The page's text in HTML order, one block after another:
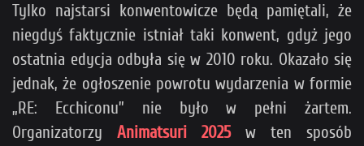
Tylko najstarsi konwentowicze będą pamiętali, że
niegdyś faktycznie istniał taki konwent, gdyż jego
ostatnia edycja odbyła się w 2010 roku. Okazało się
jednak, że ogłoszenie powrotu wydarzenia w formie
„RE: Ecchiconu” nie było w pełni żartem.
Organizatorzy Animatsuri 2025w ten sposób